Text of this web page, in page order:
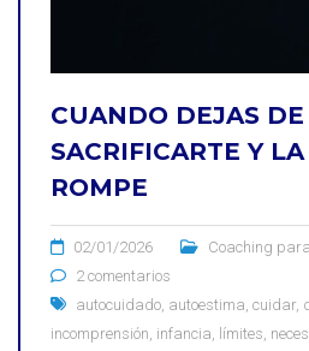
CUANDO DEJAS DE
SACRIFICARTE Y
ROMPE
02/01/2026
Coaching
2 comentarios
autocuidado autoestima cuidar,
incomprensión infancia límites